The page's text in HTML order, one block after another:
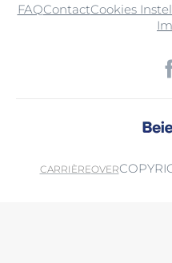
FAQContactCookies
CARRIÈREOVER